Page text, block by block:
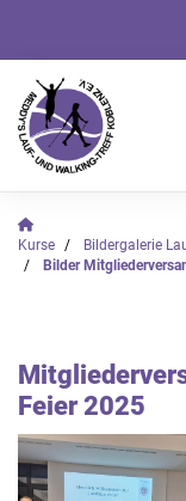
Kurse
Bildergalerie
Bilder
Feier 2025